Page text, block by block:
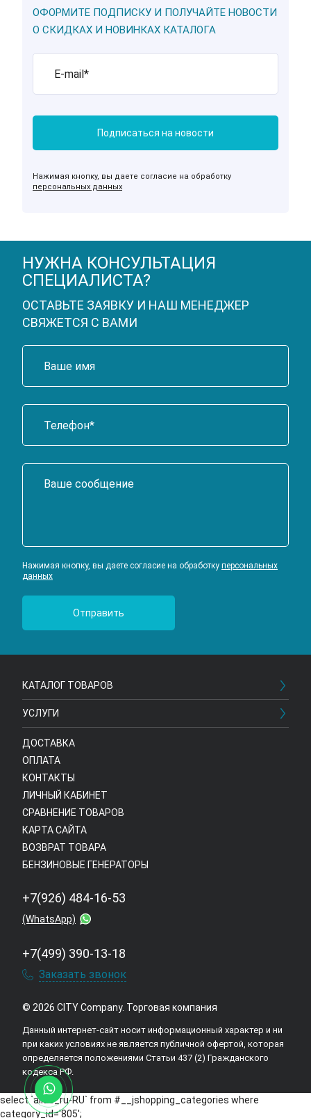
ОФОРМИТЕ ПОДПИСКУ И ПОЛУЧАЙТЕ НОВОСТИ
О СКИДКАХ И НОВИНКАХ КАТАЛОГА
Нажимая кнопку, вы даете согласие на обработку
персональных данных
НУЖНА КОНСУЛЬТАЦИЯ
СПЕЦИАЛИСТА?
ОСТАВЬТЕ ЗАЯВКУ И НАШ МЕНЕДЖЕР
СВЯЖЕТСЯ С ВАМИ
Нажимая кнопку, вы даете согласие на обработку персональных
данных
КАТАЛОГ ТОВАРОВ
УСЛУГИ
ДОСТАВКА
ОПЛАТА
КОНТАКТЫ
ЛИЧНЫЙ КАБИНЕТ
СРАВНЕНИЕ ТОВАРОВ
КАРТА САЙТА
ВОЗВРАТ ТОВАРА
БЕНЗИНОВЫЕ ГЕНЕРАТОРЫ
+7(926) 484-16-53
(WhatsApp)
+7(499) 390-13-18
Заказать звонок
© 2026 CITY Company. Торговая компания
Данный интернет-сайт носит информационный характер и ни
при каких условиях не является публичной офертой, которая
определяется положениями Статьи 437 (2) Гражданского
кодекса РФ.
select `alias_ru-RU` from #__jshopping_categories where
category_id='805';